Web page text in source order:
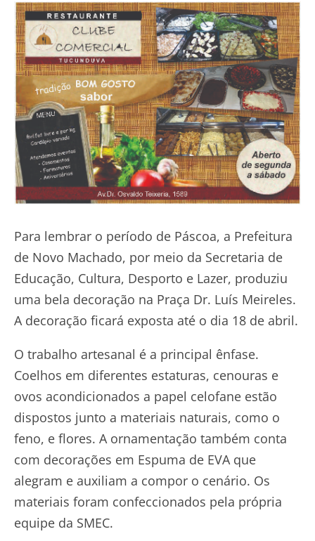
Para lembrar o período de Páscoa, a Prefeitura
de Novo Machado, por meio da Secretaria de
Educação, Cultura, Desporto e Lazer, produziu
uma bela decoração na Praça Dr. Luís Meireles.
A decoração ficará exposta até o dia 18 de abril.
O trabalho artesanal é a principal ênfase.
Coelhos em diferentes estaturas, cenouras e
ovos acondicionados a papel celofane estão
dispostos junto a materiais naturais, como o
feno, e flores. A ornamentação também conta
com decorações em Espuma de EVA que
alegram e auxiliam a compor o cenário. Os
materiais foram confeccionados pela própria
equipe da SMEC.